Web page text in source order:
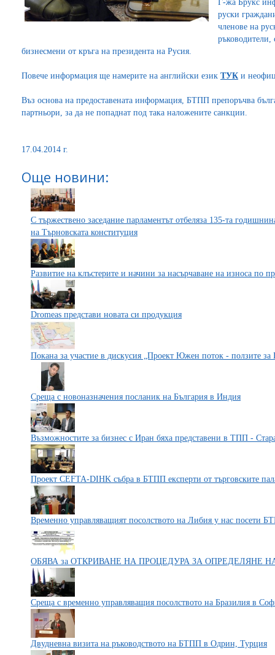
Г-жа Брукс
руски
членове на
бизнесмени от кръга на президента на Русия.
Повече информация ще намерите на английски език ТУК и
Въз основа на предоставената информация, БТПП препоръчва
партньори, за да не попаднат под така наложените санкции.
17.04.2014 г.
Още новини:
С тържествено заседание парламентът отбеляза 135-та
на Търновската конституция
Развитие на клъстерите и начини за насърчаване на износа по
Dromeas представи новата си продукция
Покана за участие в дискусия „Проект Южен поток - ползите за
Среща с новоназначения посланик на България в Индия
Възможностите за бизнес с Иран бяха представени в ТПП -
Проект CEFTA-DIHK събра в БТПП експерти от търговските
Временно управляващият посолството на Либия у нас посети
ОБЯВА за ОТКРИВАНЕ НА ПРОЦЕДУРА ЗА ОПРЕДЕЛЯНЕ
Среща с временно управляващия посолството на Бразилия в
Двудневна визита на ръководството на БТПП в Одрин, Турция